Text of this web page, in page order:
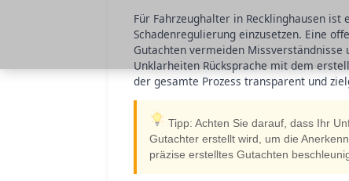
Für Fahrzeughalter in Recklinghausen
Schadenregulierung einzusetzen. Eine
Gutachten vermeiden
Unklarheiten Rücksprache mit dem
der gesamte Prozess transparent und
Tipp: Achten Sie darauf, dass Ihr
Gutachter erstellt wird, um die
präzise erstelltes Gutachten